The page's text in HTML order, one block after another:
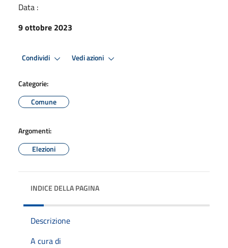
Data :
9 ottobre 2023
Condividi Vedi azioni
Categorie:
Comune
Argomenti:
Elezioni
INDICE DELLA PAGINA
Descrizione
A cura di